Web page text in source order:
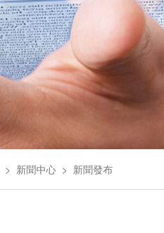
> 新聞中心 > 新聞發布